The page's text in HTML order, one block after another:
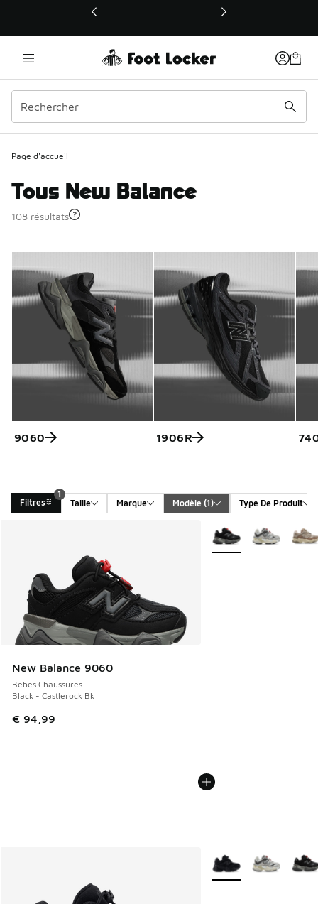
Ce lien ouvrira une nouvelle fenêtre
Page d'accueil
Tous New Balance
108 résultats
9060 1906R
Filtres
1
Taille
Marque Modèle (1) Type De Produit
New Balance 9060
Bebes Chaussures
Black - Castlerock Bk
€ 94,99
Plus de couleurs
Plus de couleurs